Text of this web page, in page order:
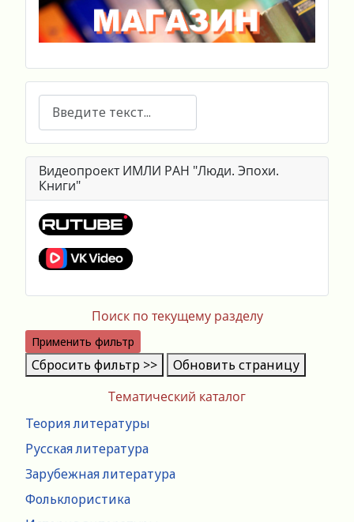
Тематический каталог
Теория литературы
Русская литература
Зарубежная литература
Фольклористика
Поиск
Видеопроект ИМЛИ РАН "Люди. Эпохи.
Книги"
Поиск по текущему разделу
Применить фильтр
Сбросить фильтр >> Обновить страницу